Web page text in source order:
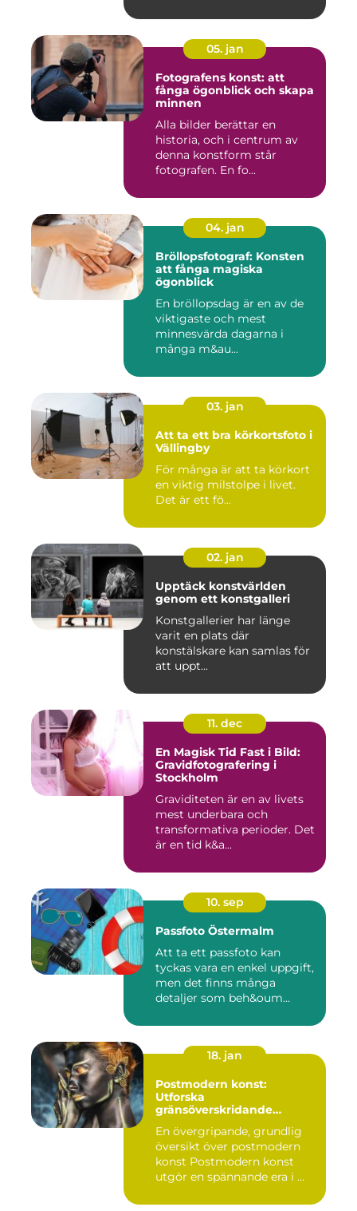
05. jan
Fotografens konst: att
fånga ögonblick och skapa
minnen
Alla bilder berättar en
historia, och i centrum av
denna konstform står
fotografen. En fo...
04. jan
Bröllopsfotograf: Konsten
att fånga magiska
ögonblick
En bröllopsdag är en av de
viktigaste och mest
minnesvärda dagarna i
många m&au...
03. jan
Att ta ett bra körkortsfoto i
Vällingby
För många är att ta körkort
en viktig milstolpe i livet.
Det är ett fö...
02. jan
Upptäck konstvärlden
genom ett konstgalleri
Konstgallerier har länge
varit en plats där
konstälskare kan samlas för
att uppt...
11. dec
En Magisk Tid Fast i Bild:
Gravidfotografering i
Stockholm
Graviditeten är en av livets
mest underbara och
transformativa perioder. Det
är en tid k&a...
10. sep
Passfoto Östermalm
Att ta ett passfoto kan
tyckas vara en enkel uppgift,
men det finns många
detaljer som beh&oum...
18. jan
Postmodern konst:
Utforska
gränsöverskridande
En övergripande, grundlig
översikt över postmodern
konst Postmodern konst
utgör en spännande era i ...